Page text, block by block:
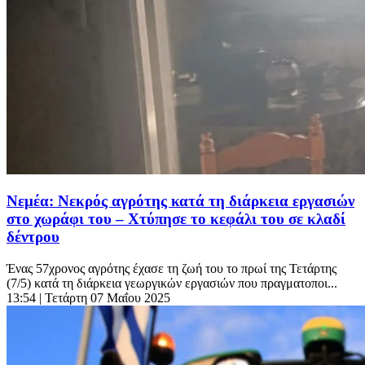
Νεμέα: Νεκρός αγρότης κατά τη διάρκεια εργασιών
στο χωράφι του – Χτύπησε το κεφάλι του σε κλαδί
δέντρου
Ένας 57χρονος αγρότης έχασε τη ζωή του το πρωί της Τετάρτης
(7/5) κατά τη διάρκεια γεωργικών εργασιών που πραγματοποι...
13:54 | Τετάρτη 07 Μαΐου 2025